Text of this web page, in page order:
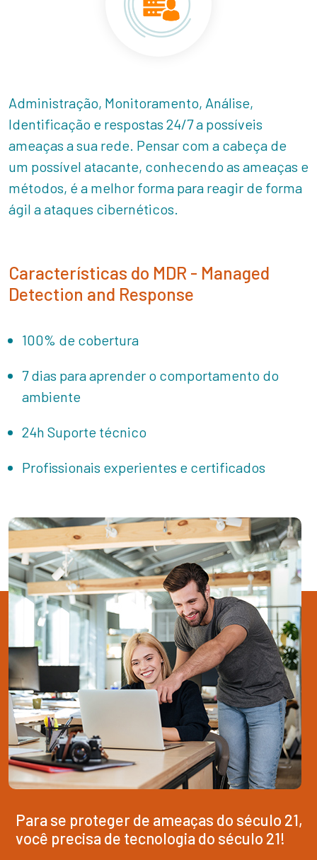
Administração, Monitoramento, Análise,
Identificação e respostas 24/7 a possíveis
ameaças a sua rede. Pensar com a cabeça de
um possível atacante, conhecendo as ameaças e
métodos, é a melhor forma para reagir de forma
ágil a ataques cibernéticos.
Características do MDR - Managed
Detection and Response
100% de cobertura
7 dias para aprender o comportamento do
ambiente
24h Suporte técnico
Profissionais experientes e certificados
Para se proteger de ameaças do século 21,
você precisa de tecnologia do século 21!